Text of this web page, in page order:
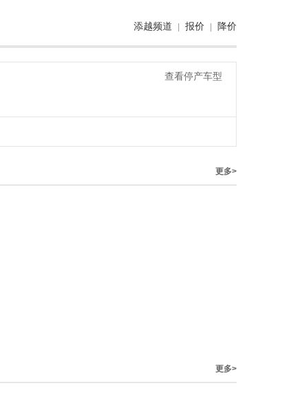
添越频道 报价 降价
查看停产车型
更多>
更多>